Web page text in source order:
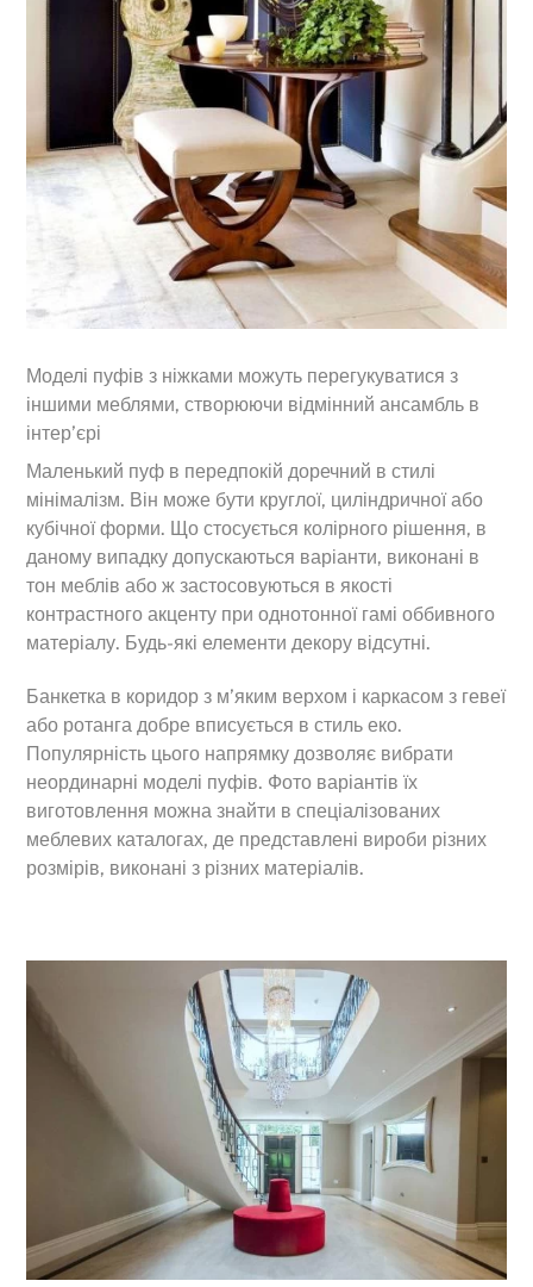
Моделі пуфів з ніжками можуть перегукуватися з
іншими меблями, створюючи відмінний ансамбль в
інтер’єрі
Маленький пуф в передпокій доречний в стилі
мінімалізм. Він може бути круглої, циліндричної або
кубічної форми. Що стосується колірного рішення, в
даному випадку допускаються варіанти, виконані в
тон меблів або ж застосовуються в якості
контрастного акценту при однотонної гамі оббивного
матеріалу. Будь-які елементи декору відсутні.
Банкетка в коридор з м’яким верхом і каркасом з гевеї
або ротанга добре вписується в стиль еко.
Популярність цього напрямку дозволяє вибрати
неординарні моделі пуфів. Фото варіантів їх
виготовлення можна знайти в спеціалізованих
меблевих каталогах, де представлені вироби різних
розмірів, виконані з різних матеріалів.